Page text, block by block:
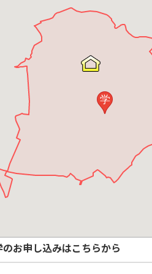
学
お申し込みはこちらから